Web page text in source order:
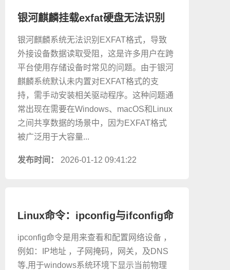
银河麒麟挂载exfat硬盘无法识别
银河麒麟系统无法识别EXFAT格式，导致
外接设备数据读取受阻，这是许多用户在跨
平台使用存储设备时常见的问题。由于银河
麒麟系统默认未内置对EXFAT格式的支
持，需手动安装相关驱动程序。这种问题通
常出现在需要在Windows、macOS和Linux
之间共享数据的场景中，因为EXFAT格式
被广泛用于大容量...
发布时间： 2026-01-12 09:41:22
Linux命令：ipconfig与ifconfig命
令用法及区别
ipconfig命令是用来查看和配置网络设备 ，
例如：IP地址 ，子网掩码，网关，及DNS
等,用于windows系统环境下显示当前物理